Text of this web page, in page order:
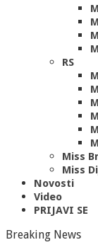
RS
Miss
Miss
Novosti
Video
PRIJAVI SE
Breaking News